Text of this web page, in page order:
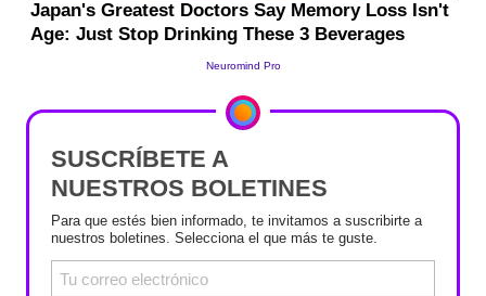
SUSCRÍBETE A
NUESTROS BOLETINES
Para que estés bien informado, te invitamos a suscribirte a
nuestros boletines. Selecciona el que más te guste.